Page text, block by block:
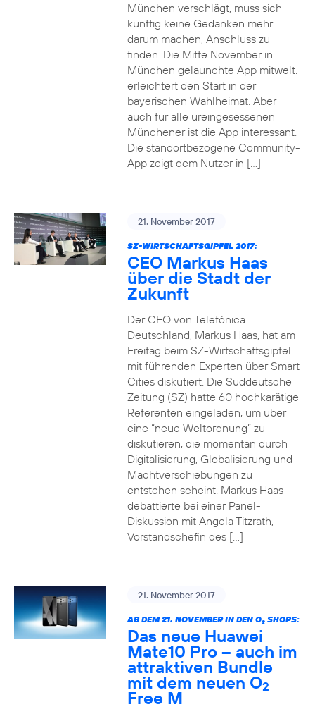
München verschlägt, muss sich
künftig keine Gedanken mehr
darum machen, Anschluss zu
finden. Die Mitte November in
München gelaunchte App mitwelt.
erleichtert den Start in der
bayerischen Wahlheimat. Aber
auch für alle ureingesessenen
Münchener ist die App interessant.
Die standortbezogene Community-
App zeigt dem Nutzer in […]
21. November 2017
SZ-WIRTSCHAFTSGIPFEL 2017:
CEO Markus Haas
über die Stadt der
Zukunft
Der CEO von Telefónica
Deutschland, Markus Haas, hat am
Freitag beim SZ-Wirtschaftsgipfel
mit führenden Experten über Smart
Cities diskutiert. Die Süddeutsche
Zeitung (SZ) hatte 60 hochkarätige
Referenten eingeladen, um über
eine “neue Weltordnung” zu
diskutieren, die momentan durch
Digitalisierung, Globalisierung und
Machtverschiebungen zu
entstehen scheint. Markus Haas
debattierte bei einer Panel-
Diskussion mit Angela Titzrath,
Vorstandschefin des […]
21. November 2017
AB DEM 21. NOVEMBER IN DEN O2SHOPS:
Das neue Huawei
Mate10 Pro – auch im
attraktiven Bundle
mit dem neuen O2
Free M